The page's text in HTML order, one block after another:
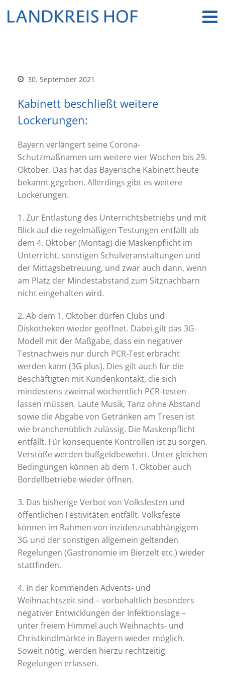
30. September 2021
Kabinett beschließt weitere
Lockerungen:
Bayern verlängert seine Corona-
Schutzmaßnamen um weitere vier Wochen bis 29.
Oktober. Das hat das Bayerische Kabinett heute
bekannt gegeben. Allerdings gibt es weitere
Lockerungen.
1. Zur Entlastung des Unterrichtsbetriebs und mit
Blick auf die regelmäßigen Testungen entfällt ab
dem 4. Oktober (Montag) die Maskenpflicht im
Unterricht, sonstigen Schulveranstaltungen und
der Mittagsbetreuung, und zwar auch dann, wenn
am Platz der Mindestabstand zum Sitznachbarn
nicht eingehalten wird.
2. Ab dem 1. Oktober dürfen Clubs und
Diskotheken wieder geöffnet. Dabei gilt das 3G-
Modell mit der Maßgabe, dass ein negativer
Testnachweis nur durch PCR-Test erbracht
werden kann (3G plus). Dies gilt auch für die
Beschäftigten mit Kundenkontakt, die sich
mindestens zweimal wöchentlich PCR-testen
lassen müssen. Laute Musik, Tanz ohne Abstand
sowie die Abgabe von Getränken am Tresen ist
wie branchenüblich zulässig. Die Maskenpflicht
entfällt. Für konsequente Kontrollen ist zu sorgen.
Verstöße werden bußgeldbewehrt. Unter gleichen
Bedingungen können ab dem 1. Oktober auch
Bordellbetriebe wieder öffnen.
3. Das bisherige Verbot von Volksfesten und
öffentlichen Festivitäten entfällt. Volksfeste
können im Rahmen von inzidenzunabhängigem
3G und der sonstigen allgemein geltenden
Regelungen (Gastronomie im Bierzelt etc.) wieder
stattfinden.
4. In der kommenden Advents- und
Weihnachtszeit sind – vorbehaltlich besonders
negativer Entwicklungen der Infektionslage –
unter freiem Himmel auch Weihnachts- und
Christkindlmärkte in Bayern wieder möglich.
Soweit nötig, werden hierzu rechtzeitig
Regelungen erlassen.